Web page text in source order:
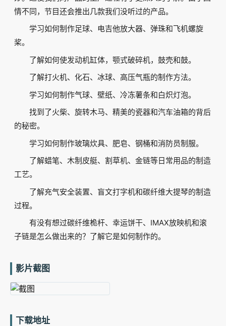
情不同，节目还会推出几款我们没听过的产品。
学习如何制作足球、电吉他放大器、弹珠和飞机螺旋
桨。
了解如何使发动机缸体，颚式破碎机，鼓壳和鼓。
了解打火机、化石、冰球、高压气瓶的制作方法。
学习如何制作气球、壁纸、冷冻薯条和白炽灯泡。
找到了火柴、旋转木马、精美的瓷器和汽车油箱的背后
的秘密。
学习如何制作玻璃炊具、肥皂、钢桶和消防员制服。
了解蜡笔、木制皮艇、割草机、金链等日常用品的制造
工艺。
了解充气安全装置、盲文打字机和碳纤维大提琴的制造
过程。
有没有想过碳纤维桅杆、幸运饼干、IMAX放映机和滚
子链是怎么做出来的？了解它是如何制作的。
影片截图
下载地址